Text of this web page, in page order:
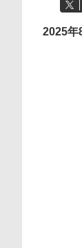
2025年